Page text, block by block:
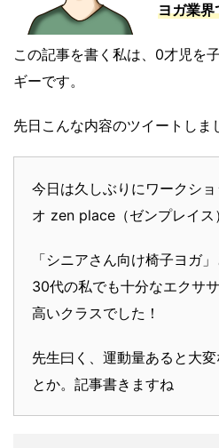
ヨガ業界
この記事を書く私は、0才児を
ギーです。
先日こんな内容のツイートしま
今日は久しぶりにワークシ
オ zen place（ゼンプレイス
「シニアさん向け椅子ヨガ
30代の私でも十分なエクサ
高いクラスでした！
先生曰く、運動量あると大
とか。記事書きますね